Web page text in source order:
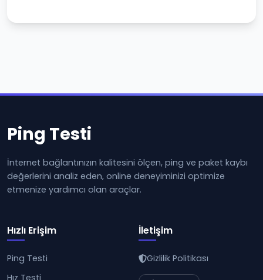
Ping Testi
İnternet bağlantınızın kalitesini ölçen, ping ve paket kaybı
değerlerini analiz eden, online deneyiminizi optimize
etmenize yardımcı olan araçlar.
Hızlı Erişim
Ping Testi
Hız Testi
İletişim
Gizlilik Politikası